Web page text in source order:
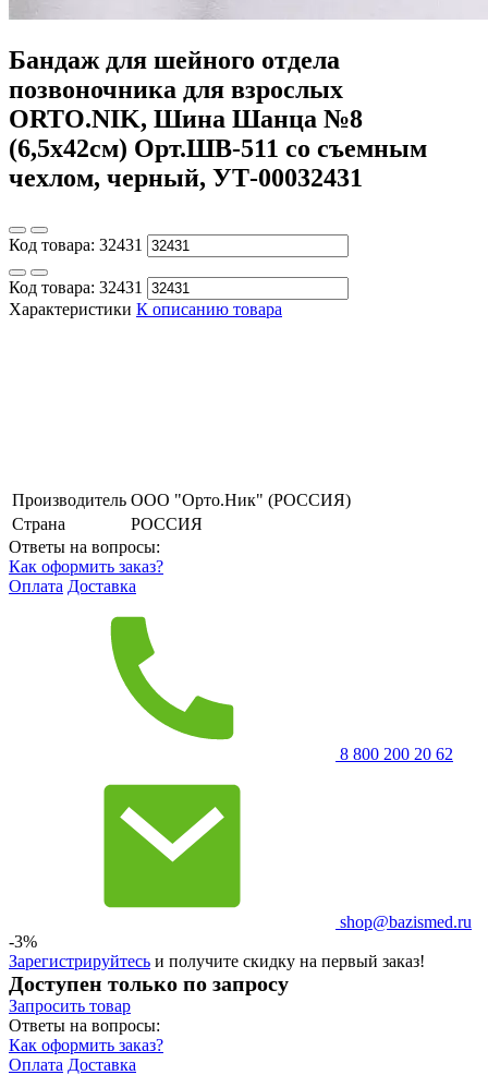
Бандаж для шейного отдела
позвоночника для взрослых
ORTO.NIK, Шина Шанца №8
(6,5х42см) Орт.ШВ-511 со съемным
чехлом, черный, УТ-00032431
Код товара: 32431
Код товара: 32431
Характеристики К описанию товара
Производитель ООО "Орто.Ник" (РОССИЯ)
Страна
РОССИЯ
Ответы на вопросы:
Как оформить заказ?
Оплата Доставка
8 800 200 20 62
shop@bazismed.ru
-3%
Зарегистрируйтесь и получите скидку на первый заказ!
Доступен только по запросу
Запросить товар
Ответы на вопросы:
Как оформить заказ?
Оплата Доставка